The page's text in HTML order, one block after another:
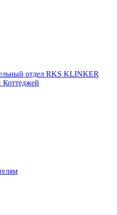
отдел RKS KLINKER